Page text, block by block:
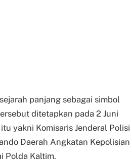
panjang sebagai simbol
ditetapkan pada 2 Juni
yakni Komisaris Jenderal Polisi
Daerah Angkatan Kepolisian
Polda Kaltim.